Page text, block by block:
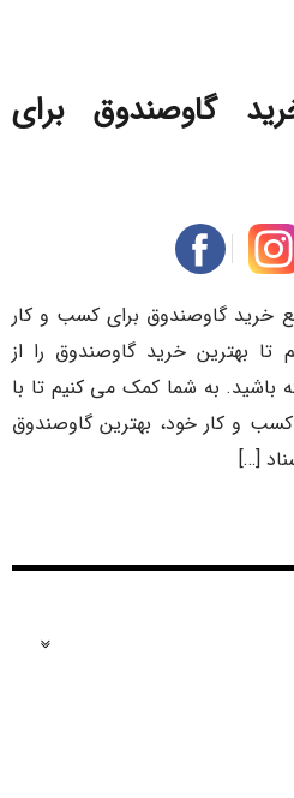
گاوصندوق برای
خرید گاوصندوق برای کسب و کار
تا بهترین خرید گاوصندوق را از
باشید. به شما کمک می کنیم تا با
کسب و کار خود، بهترین گاوصندوق
[…]